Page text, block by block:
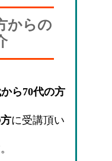
からの
ら70代の方
に受講頂い